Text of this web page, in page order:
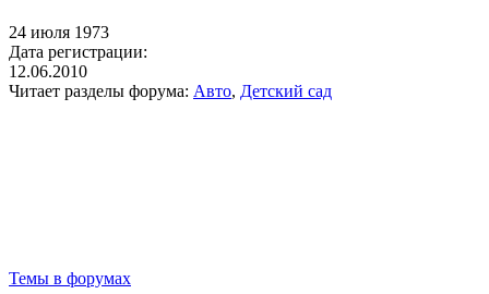
24 июля 1973
Дата регистрации:
12.06.2010
Читает разделы форума: Авто, Детский сад
Темы в форумах